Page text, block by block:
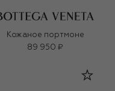
Кожаное портмоне
89 950 ₽